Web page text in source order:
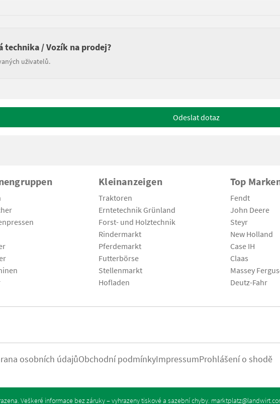
technika / Vozík na prodej?
uživatelů.
Odeslat dotaz
Kleinanzeigen
Traktoren
Erntetechnik Grünland
Forst- und Holztechnik
Rindermarkt
Pferdemarkt
Futterbörse
Stellenmarkt
Hofladen
Top
Fendt
John Deere
Steyr
New Holland
Case IH
Claas
Massey
Deutz-Fahr
osobních údajůObchodní podmínkyImpressumProhlášení o shodě
Veškeré informace bez záruky – vyhrazeny tiskové a sazební chyby.